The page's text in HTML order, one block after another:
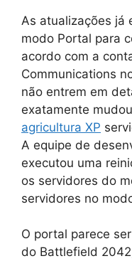
As atualizações já
modo Portal para
acordo com a
Communications
não entrem em
exatamente
agricultura XP
A equipe de
executou uma
os servidores do
servidores no
O portal parece
do Battlefield